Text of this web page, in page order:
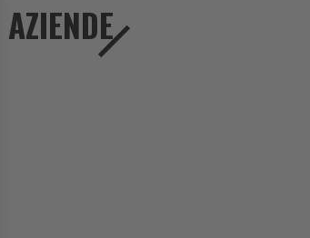
AZIENDE